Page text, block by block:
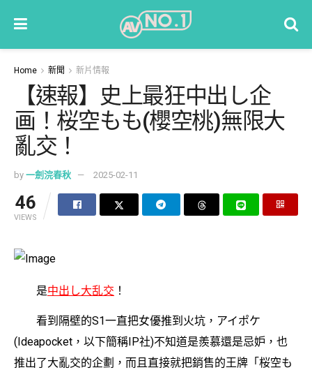
Home 新聞 新片情報
【速報】史上最狂中出し企
画！桜空もも(櫻空桃)無限大
亂交！
by 一劍浣春秋 2025-02-11
46
VIEWS
是中出し大乱交 ！
看到隔壁的S1一直把女優推到火坑，アイポケ
(Ideapocket，以下簡稱IP社)不知道是羨慕還是忌妒，也
推出了大亂交的企劃，而且直接就把銷售的王牌「桜空も